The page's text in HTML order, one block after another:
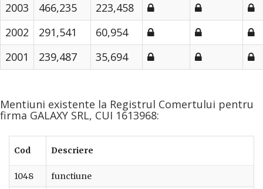
2003
466,235
223,458
2002
291,541
60,954
2001
239,487 35,694
Mentiuni existente la Registrul Comertului pentru
firma GALAXY SRL, CUI 1613968:
Cod Descriere
1048 functiune